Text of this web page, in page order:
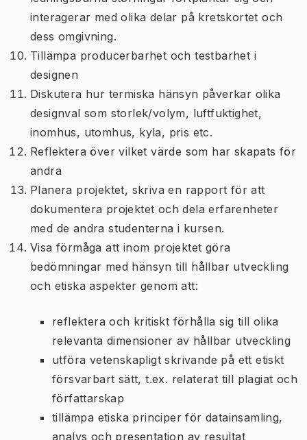
interagerar med olika delar på kretskortet och
dess omgivning.
Tillämpa producerbarhet och testbarhet i
designen
Diskutera hur termiska hänsyn påverkar olika
designval som storlek/volym, luftfuktighet,
inomhus, utomhus, kyla, pris etc.
Reflektera över vilket värde som har skapats för
andra
Planera projektet, skriva en rapport för att
dokumentera projektet och dela erfarenheter
med de andra studenterna i kursen.
Visa förmåga att inom projektet göra
bedömningar med hänsyn till hållbar utveckling
och etiska aspekter genom att:
reflektera och kritiskt förhålla sig till olika
relevanta dimensioner av hållbar utveckling
utföra vetenskapligt skrivande på ett etiskt
försvarbart sätt, t.ex. relaterat till plagiat och
författarskap
tillämpa etiska principer för datainsamling,
analys och presentation av resultat